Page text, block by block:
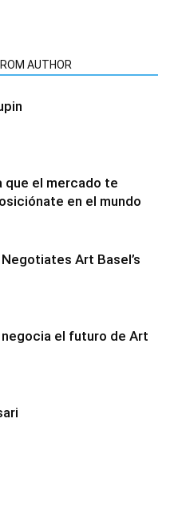
AUTHOR
que el mercado te
en el mundo
Art Basel’s
negocia el futuro de Art